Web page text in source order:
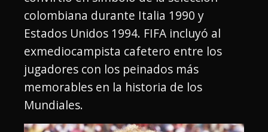
colombiana durante Italia 1990 y
Estados Unidos 1994. FIFA incluyó al
exmediocampista cafetero entre los
jugadores con los peinados más
memorables en la historia de los
Mundiales.